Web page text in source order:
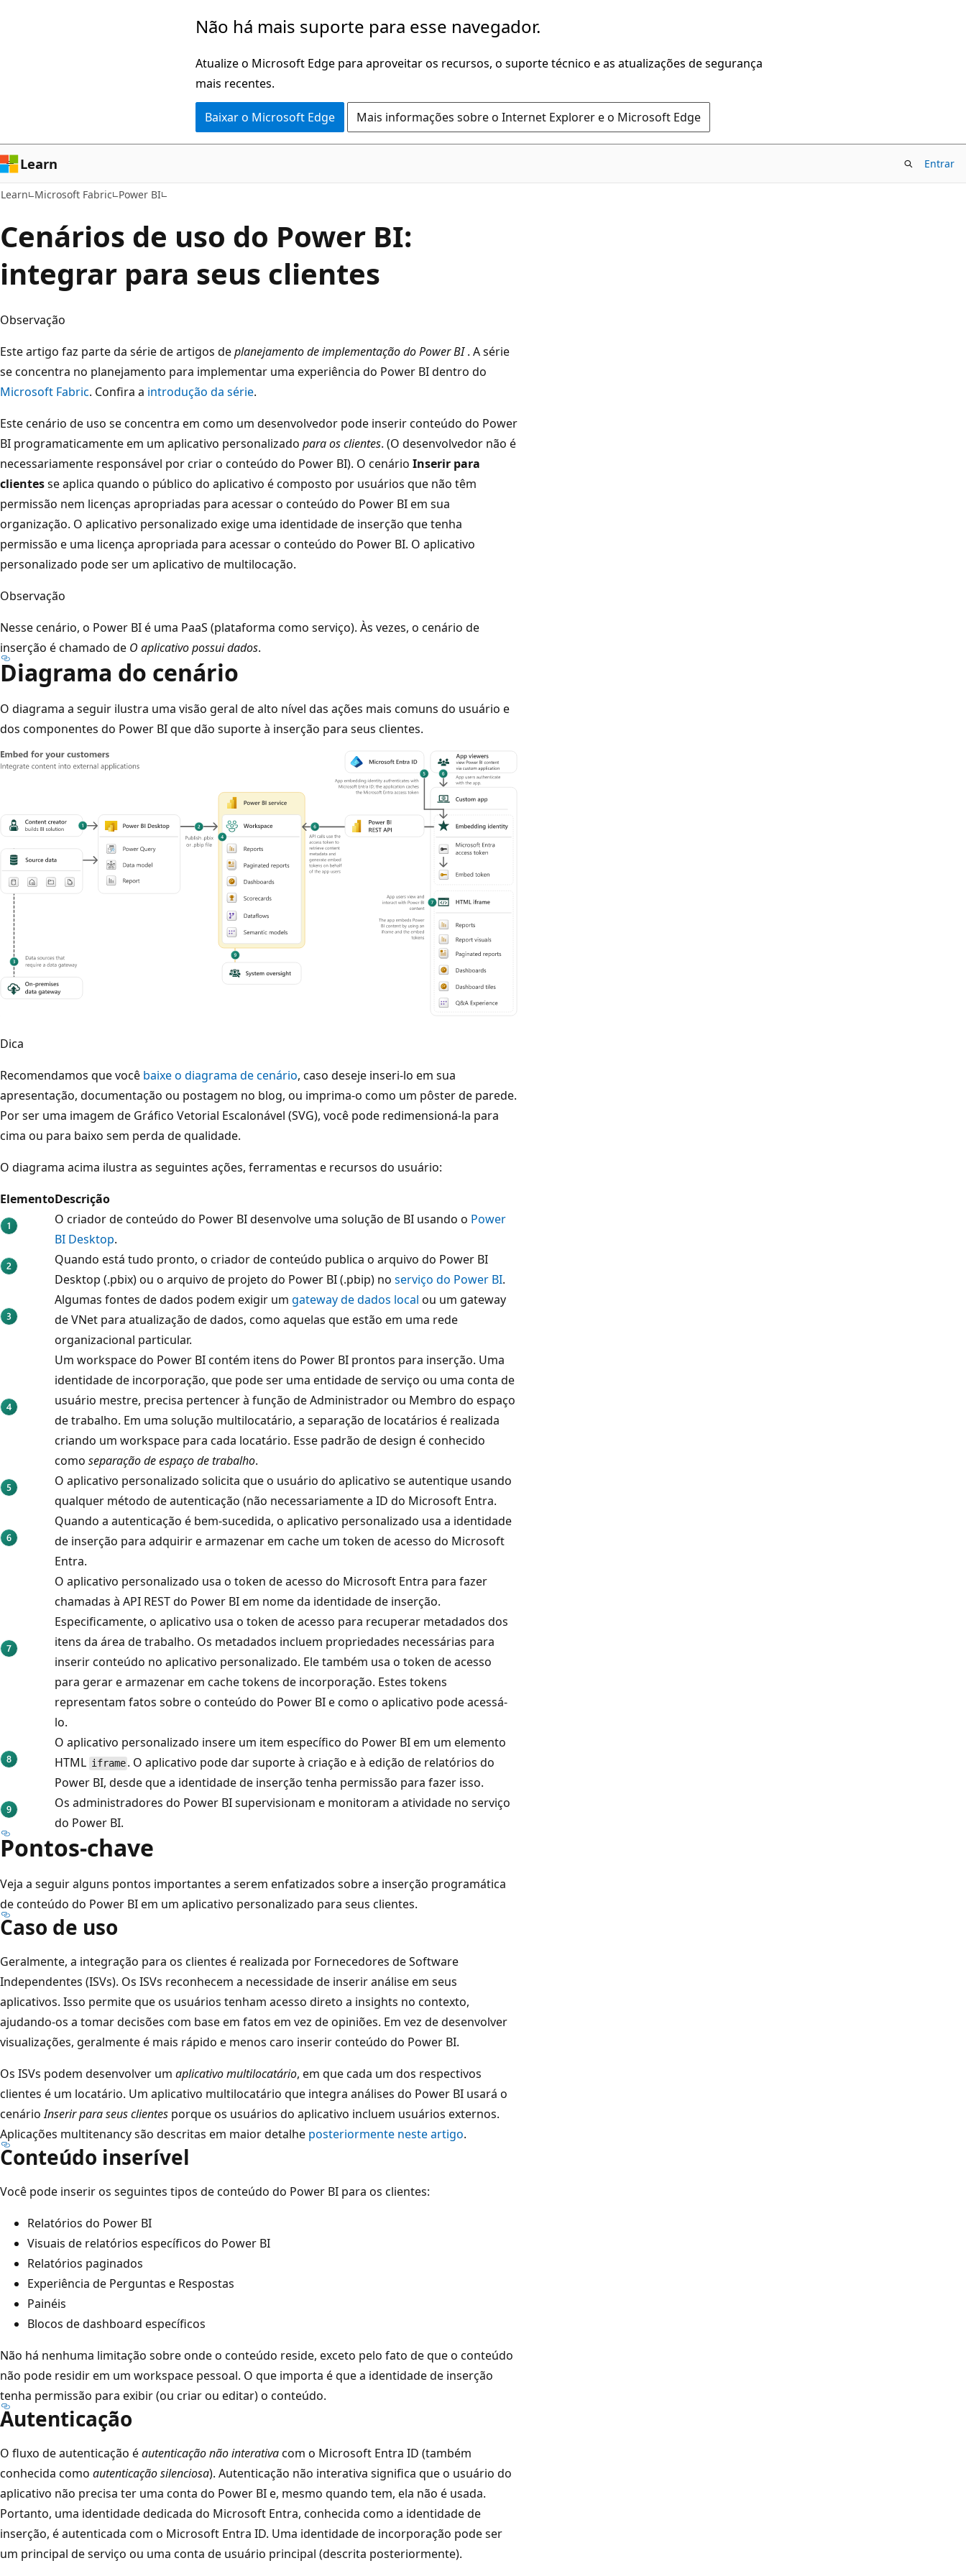
Não há mais suporte para esse navegador.
Atualize o Microsoft Edge para aproveitar os recursos, o suporte técnico e as atualizações de segurança
mais recentes.
Baixar o Microsoft Edge Mais informações sobre o Internet Explorer e o Microsoft Edge
Learn Entrar
Learn Microsoft Fabric Power BI
Cenários de uso do Power BI:
integrar para seus clientes
Observação
Este artigo faz parte da série de artigos deplanejamento de implementação do Power BI. A série
se concentra no planejamento para implementar uma experiência do Power BI dentro do
Microsoft Fabric. Confira a introdução da série.
Este cenário de uso se concentra em como um desenvolvedor pode inserir conteúdo do Power
BI programaticamente em um aplicativo personalizado para os clientes. (O desenvolvedor não é
necessariamente responsável por criar o conteúdo do Power BI). O cenário Inserir para
clientesse aplica quando o público do aplicativo é composto por usuários que não têm
permissão nem licenças apropriadas para acessar o conteúdo do Power BI em sua
organização. O aplicativo personalizado exige uma identidade de inserção que tenha
permissão e uma licença apropriada para acessar o conteúdo do Power BI. O aplicativo
personalizado pode ser um aplicativo de multilocação.
Observação
Nesse cenário, o Power BI é uma PaaS (plataforma como serviço). Às vezes, o cenário de
inserção é chamado de O aplicativo possui dados.
Diagrama do cenário
O diagrama a seguir ilustra uma visão geral de alto nível das ações mais comuns do usuário e
dos componentes do Power BI que dão suporte à inserção para seus clientes.
Dica
Recomendamos que você baixe o diagrama de cenário, caso deseje inseri-lo em sua
apresentação, documentação ou postagem no blog, ou imprima-o como um pôster de parede.
Por ser uma imagem de Gráfico Vetorial Escalonável (SVG), você pode redimensioná-la para
cima ou para baixo sem perda de qualidade.
O diagrama acima ilustra as seguintes ações, ferramentas e recursos do usuário:
ElementoDescrição
O criador de conteúdo do Power BI desenvolve uma solução de BI usando o Power
BI Desktop.
Quando está tudo pronto, o criador de conteúdo publica o arquivo do Power BI
Desktop (.pbix) ou o arquivo de projeto do Power BI (.pbip) no serviço do Power BI.
Algumas fontes de dados podem exigir um gateway de dados local ou um gateway
de VNet para atualização de dados, como aquelas que estão em uma rede
organizacional particular.
Um workspace do Power BI contém itens do Power BI prontos para inserção. Uma
identidade de incorporação, que pode ser uma entidade de serviço ou uma conta de
usuário mestre, precisa pertencer à função de Administrador ou Membro do espaço
de trabalho. Em uma solução multilocatário, a separação de locatários é realizada
criando um workspace para cada locatário. Esse padrão de design é conhecido
como separação de espaço de trabalho.
O aplicativo personalizado solicita que o usuário do aplicativo se autentique usando
qualquer método de autenticação (não necessariamente a ID do Microsoft Entra.
Quando a autenticação é bem-sucedida, o aplicativo personalizado usa a identidade
de inserção para adquirir e armazenar em cache um token de acesso do Microsoft
Entra.
O aplicativo personalizado usa o token de acesso do Microsoft Entra para fazer
chamadas à API REST do Power BI em nome da identidade de inserção.
Especificamente, o aplicativo usa o token de acesso para recuperar metadados dos
itens da área de trabalho. Os metadados incluem propriedades necessárias para
inserir conteúdo no aplicativo personalizado. Ele também usa o token de acesso
para gerar e armazenar em cache tokens de incorporação. Estes tokens
representam fatos sobre o conteúdo do Power BI e como o aplicativo pode acessá-
lo.
O aplicativo personalizado insere um item específico do Power BI em um elemento
HTML iframe . O aplicativo pode dar suporte à criação e à edição de relatórios do
Power BI, desde que a identidade de inserção tenha permissão para fazer isso.
Os administradores do Power BI supervisionam e monitoram a atividade no serviço
do Power BI.
Pontos-chave
Veja a seguir alguns pontos importantes a serem enfatizados sobre a inserção programática
de conteúdo do Power BI em um aplicativo personalizado para seus clientes.
Caso de uso
Geralmente, a integração para os clientes é realizada por Fornecedores de Software
Independentes (ISVs). Os ISVs reconhecem a necessidade de inserir análise em seus
aplicativos. Isso permite que os usuários tenham acesso direto a insights no contexto,
ajudando-os a tomar decisões com base em fatos em vez de opiniões. Em vez de desenvolver
visualizações, geralmente é mais rápido e menos caro inserir conteúdo do Power BI.
Os ISVs podem desenvolver um aplicativo multilocatário, em que cada um dos respectivos
clientes é um locatário. Um aplicativo multilocatário que integra análises do Power BI usará o
cenárioInserir para seus clientes porque os usuários do aplicativo incluem usuários externos.
Aplicações multitenancy são descritas em maior detalhe posteriormente neste artigo.
Conteúdo inserível
Você pode inserir os seguintes tipos de conteúdo do Power BI para os clientes:
Relatórios do Power BI
Visuais de relatórios específicos do Power BI
Relatórios paginados
Experiência de Perguntas e Respostas
Painéis
Blocos de dashboard específicos
Não há nenhuma limitação sobre onde o conteúdo reside, exceto pelo fato de que o conteúdo
não pode residir em um workspace pessoal. O que importa é que a identidade de inserção
tenha permissão para exibir (ou criar ou editar) o conteúdo.
Autenticação
O fluxo de autenticação éautenticação não interativacom o Microsoft Entra ID (também
conhecida como autenticação silenciosa). Autenticação não interativa significa que o usuário do
aplicativo não precisa ter uma conta do Power BI e, mesmo quando tem, ela não é usada.
Portanto, uma identidade dedicada do Microsoft Entra, conhecida como a identidade de
inserção, é autenticada com o Microsoft Entra ID. Uma identidade de incorporação pode ser
um principal de serviço ou uma conta de usuário principal (descrita posteriormente).